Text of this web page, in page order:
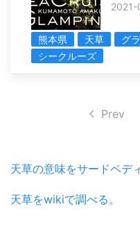
熊本県 天草 グ
シークルーズ
Prev
天草の意味をサードペデ
天草をwikiで調べる。